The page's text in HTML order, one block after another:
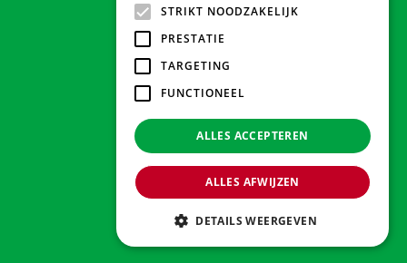
Floran pot boule d17.5 h15 cm okergeel es/15
Contact & Openingstijden
Tuindorado Gorredijk
Tuindorado Wolvega
Green Solutions
Privacy policy
STRIKT NOODZAKELIJK
PRESTATIE
TARGETING
FUNCTIONEEL
ALLES ACCEPTEREN
ALLES AFWIJZEN
DETAILS WEERGEVEN